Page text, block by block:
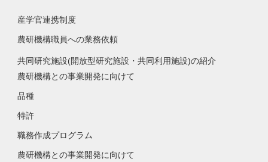
産学官連携制度
農研機構職員への業務依頼
共同研究施設(開放型研究施設・共同利用施設)の紹介
農研機構との事業開発に向けて
品種
特許
職務作成プログラム
農研機構との事業開発に向けて